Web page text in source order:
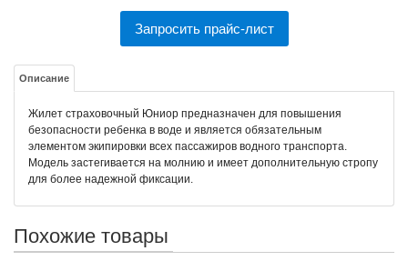
Запросить прайс-лист
Описание
Жилет страховочный Юниор предназначен для повышения
безопасности ребенка в воде и является обязательным
элементом экипировки всех пассажиров водного транспорта.
Модель застегивается на молнию и имеет дополнительную стропу
для более надежной фиксации.
Похожие товары